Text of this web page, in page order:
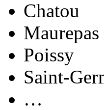
Chatou
Maurepas
Poissy
Saint-
…